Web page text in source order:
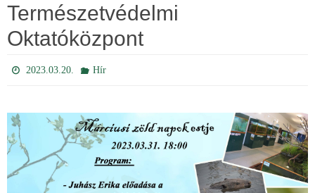
Természetvédelmi
Oktatóközpont
2023.03.20. Hír